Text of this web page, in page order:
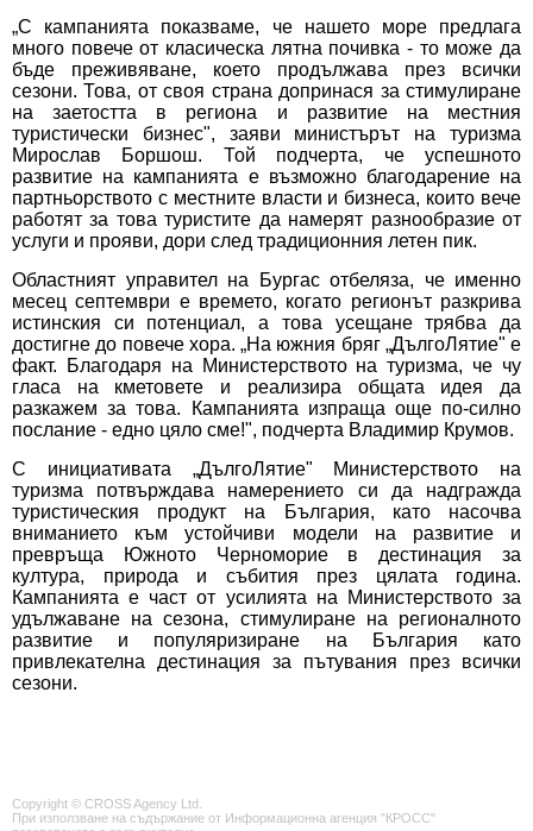
„С кампанията показваме, че нашето море предлага
много повече от класическа лятна почивка - то може да
бъде преживяване, което продължава през всички
сезони. Това, от своя страна допринася за стимулиране
на заетостта в региона и развитие на местния
туристически бизнес", заяви министърът на туризма
Мирослав Боршош. Той подчерта, че успешното
развитие на кампанията е възможно благодарение на
партньорството с местните власти и бизнеса, които вече
работят за това туристите да намерят разнообразие от
услуги и прояви, дори след традиционния летен пик.
Областният управител на Бургас отбеляза, че именно
месец септември е времето, когато регионът разкрива
истинския си потенциал, а това усещане трябва да
достигне до повече хора. „На южния бряг „ДългоЛятие" е
факт. Благодаря на Министерството на туризма, че чу
гласа на кметовете и реализира общата идея да
разкажем за това. Кампанията изпраща още по-силно
послание - едно цяло сме!", подчерта Владимир Крумов.
С инициативата „ДългоЛятие" Министерството на
туризма потвърждава намерението си да надгражда
туристическия продукт на България, като насочва
вниманието към устойчиви модели на развитие и
превръща Южното Черноморие в дестинация за
култура, природа и събития през цялата година.
Кампанията е част от усилията на Министерството за
удължаване на сезона, стимулиране на регионалното
развитие и популяризиране на България като
привлекателна дестинация за пътувания през всички
сезони.
Copyright © CROSS Agency Ltd.
При използване на съдържание от Информационна агенция "КРОСС"